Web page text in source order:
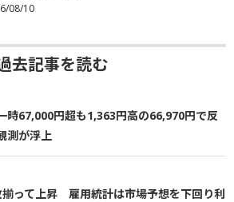
08/10
去記事を読む
時67,000円超も1,363円高の66,970円で反
測が浮上
揃って上昇 雇用統計は市場予想を下回り利